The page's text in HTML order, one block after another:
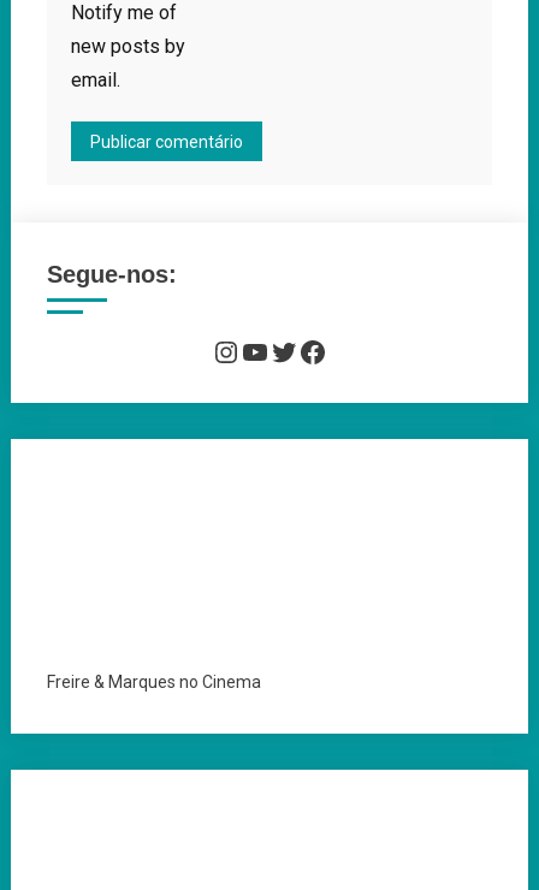
Notify me of
new posts by
email.
Segue-nos:
Instagram
YouTube
Twitter
Facebook
Freire & Marques no Cinema